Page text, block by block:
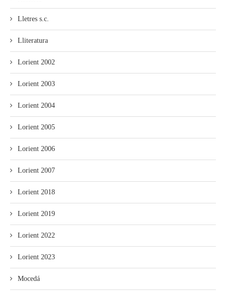
Lletres s.c.
Lliteratura
Lorient 2002
Lorient 2003
Lorient 2004
Lorient 2005
Lorient 2006
Lorient 2007
Lorient 2018
Lorient 2019
Lorient 2022
Lorient 2023
Mocedá